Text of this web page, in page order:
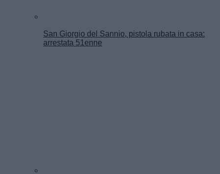
San Giorgio del Sannio, pistola rubata in casa:
arrestata 51enne